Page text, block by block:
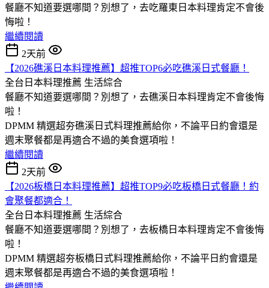
餐廳不知道要選哪間？別想了，去吃羅東日本料理肯定不會後
悔啦！
繼續閱讀
2天前
【2026礁溪日本料理推薦】超推TOP6必吃礁溪日式餐廳！
全台日本料理推薦 生活綜合
餐廳不知道要選哪間？別想了，去礁溪日本料理肯定不會後悔
啦！
DPMM 精選超夯礁溪日式料理推薦給你，不論平日約會還是
週末聚餐都是再適合不過的美食選項啦！
繼續閱讀
2天前
【2026板橋日本料理推薦】超推TOP9必吃板橋日式餐廳！約
會聚餐都適合！
全台日本料理推薦 生活綜合
餐廳不知道要選哪間？別想了，去板橋日本料理肯定不會後悔
啦！
DPMM 精選超夯板橋日式料理推薦給你，不論平日約會還是
週末聚餐都是再適合不過的美食選項啦！